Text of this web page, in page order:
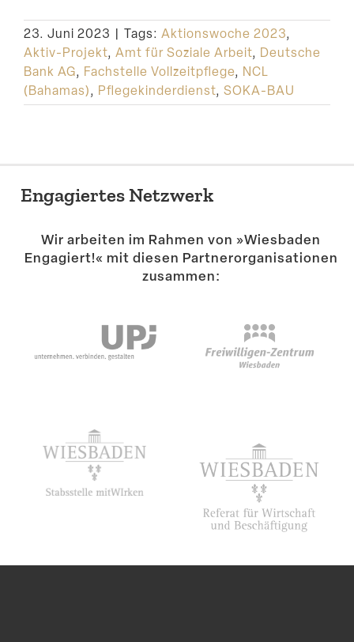
Suche
23. Juni 2023 | Tags: Aktionswoche 2023,
Aktiv-Projekt, Amt für Soziale Arbeit, Deutsche
Bank AG, Fachstelle Vollzeitpflege, NCL
(Bahamas), Pflegekinderdienst, SOKA-BAU
Engagiertes Netzwerk
Wir arbeiten im Rahmen von »Wiesbaden
Engagiert!« mit diesen Partner­or­ga­ni­sa­tionen
zusammen: